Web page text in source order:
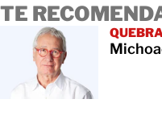
TE